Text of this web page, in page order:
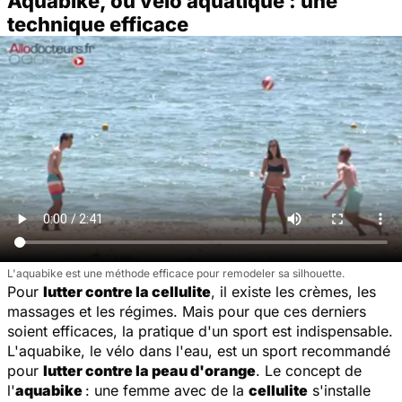
technique efficace
L'aquabike est une méthode efficace pour remodeler sa silhouette.
Pour lutter contre la cellulite, il existe les crèmes, les
massages et les régimes. Mais pour que ces derniers
soient efficaces, la pratique d'un sport est indispensable.
L'aquabike, le vélo dans l'eau, est un sport recommandé
pour lutter contre la peau d'orange. Le concept de
l'aquabike : une femme avec de la cellulite s'installe